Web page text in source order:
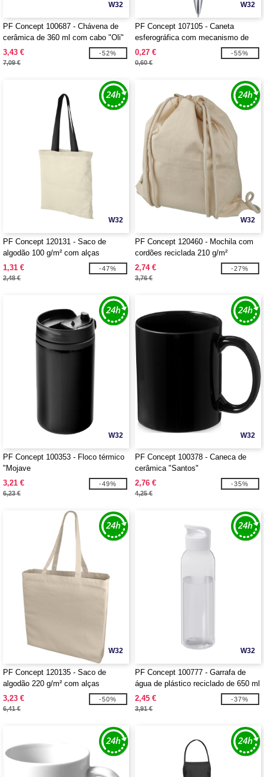
W32
PF Concept 100687 - Chávena de
cerâmica de 360 ml com cabo "Oli"
3,43 €
7,09 €
-52%
W32
PF Concept 107105 - Caneta
esferográfica com mecanismo de
clique em alumínio "Moneta"
0,27 €
0,60 €
-55%
W32
PF Concept 120131 - Saco de
algodão 100 g/m² com alças
compridas contrastadas "Nevada"
1,31 €
2,48 €
-47%
W32
PF Concept 120460 - Mochila com
cordões reciclada 210 g/m²
"Pheebs" 6L
2,74 €
3,76 €
-27%
W32
PF Concept 100353 - Floco térmico
"Mojave
3,21 €
6,23 €
-49%
W32
PF Concept 100378 - Caneca de
cerâmica "Santos"
2,76 €
4,25 €
-35%
W32
PF Concept 120135 - Saco de
algodão 220 g/m² com alças
compridas "Odessa"
3,23 €
6,41 €
-50%
W32
PF Concept 100777 - Garrafa de
água de plástico reciclado de 650 ml
"Sky"
2,45 €
3,91 €
-37%